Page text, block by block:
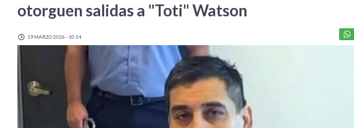
otorguen salidas a "Toti" Watson
19 MARZO 2026 - 10:14